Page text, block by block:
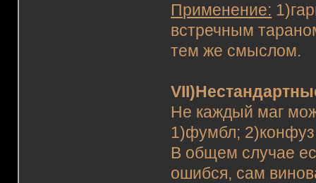
Применение:
встречным
тем же смыслом.
Не каждый маг
1)фумбл;
В общем случае
ошибся, сам